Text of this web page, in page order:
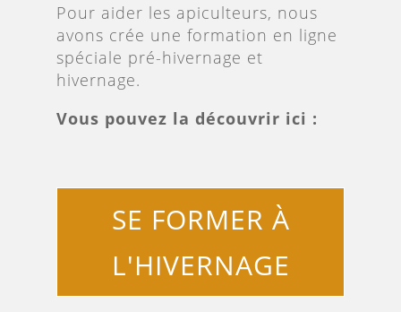
Pour aider les apiculteurs, nous
avons crée une formation en ligne
spéciale pré-hivernage et
hivernage.
Vous pouvez la découvrir ici :
SE FORMER À
L'HIVERNAGE